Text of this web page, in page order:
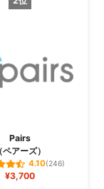
Pairs
（ペアーズ）
4.10(246)
¥3,700